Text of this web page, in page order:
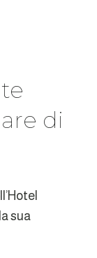
di
sua